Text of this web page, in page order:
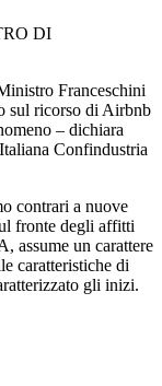
DI
Franceschini
sul ricorso di Airbnb
– dichiara
Confindustria
contrari a nuove
fronte degli affitti
assume un carattere
caratteristiche di
gli inizi.